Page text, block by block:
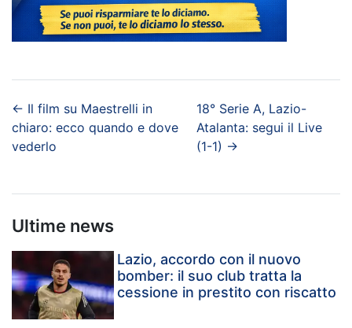
← Il film su Maestrelli in
chiaro: ecco quando e dove
vederlo
18° Serie A, Lazio-
Atalanta: segui il Live
(1-1) →
Ultime news
Lazio, accordo con il nuovo
bomber: il suo club tratta la
cessione in prestito con riscatto